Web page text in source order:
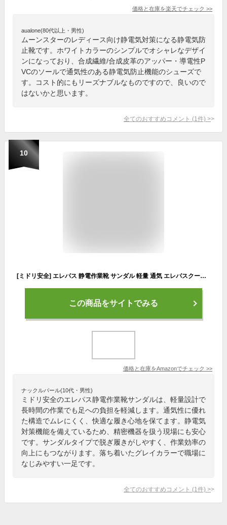
価格と在庫を楽天でチェック >>
aualone(80代以上・男性)
ムーンスターのレディース向け静電気対策になる静電気防
止靴です。ホワイトカラーのシンプルでオシャレなデザイ
ンになっており、合成繊維/合成皮革のアッパー・導電性P
VCのソールで通気性のある静電気防止機能のシューズで
す。コスト的にもリーズナブルなものですので、良いので
はないかと思います。
全てのおすすめコメント (1 件) >
10
[ミドリ安全] エレパス 静電作業靴 サンダル 軽量 通気 エレパスクールN グレイ 23.5 cm
この商品をサイトでみる
価格と在庫をAmazonでチェック >>
ナックルバール(10代・男性)
ミドリ安全のエレパス静電作業靴サンダルは、軽量設計で
長時間の作業でも足への負担を軽減します。通気性に優れ
た構造でムレにくく、快適な履き心地を保てます。静電気
対策機能を備えているため、精密機器を扱う現場にも安心
です。サンダルタイプで脱ぎ履きがしやすく、作業効率の
向上にもつながります。落ち着いたグレイカラーで職場に
なじみやすい一足です。
全てのおすすめコメント (1 件) >